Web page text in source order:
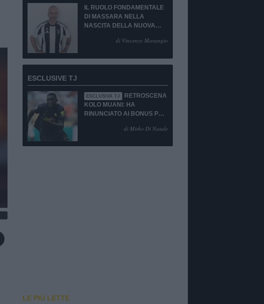
IL RUOLO FONDAMENTALE
DI MASSARA NELLA
NASCITA DELLA NUOVA
di Vincenzo Marangio
ESCLUSIVE TJ
ESCLUSIVA TJ
RETROSCENA
KOLO MUANI: HA
RINUNCIATO AI BONUS PUR
di Mirko Di Natale
LE PIÙ LETTE